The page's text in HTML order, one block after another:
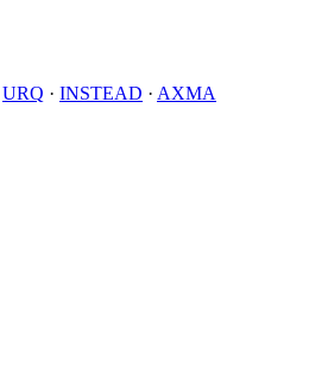
URQ · INSTEAD · AXMA